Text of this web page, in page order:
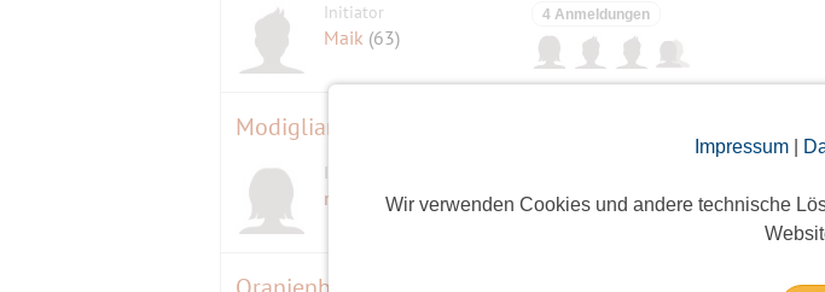
Impressum|
Wir verwenden Cookies und andere technische
Initiator
Maik (63)
4 Anmeldungen
Modigliani. Moderne Blicke. Ausstellung mit Führung.
Initiatorin
mondauster(63)